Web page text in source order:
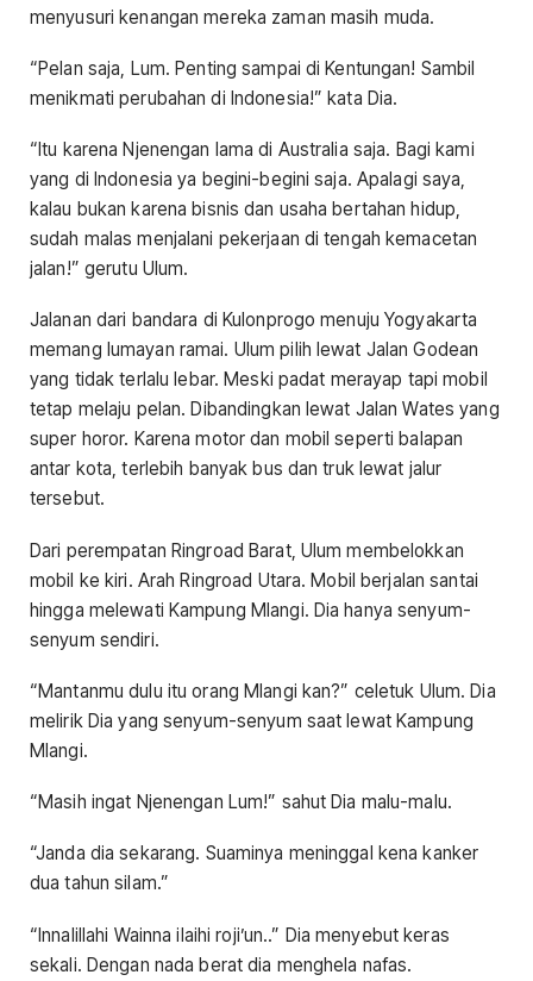
menyusuri kenangan mereka zaman masih muda.
“Pelan saja, Lum. Penting sampai di Kentungan! Sambil
menikmati perubahan di Indonesia!” kata Dia.
“Itu karena Njenengan lama di Australia saja. Bagi kami
yang di Indonesia ya begini-begini saja. Apalagi saya,
kalau bukan karena bisnis dan usaha bertahan hidup,
sudah malas menjalani pekerjaan di tengah kemacetan
jalan!” gerutu Ulum.
Jalanan dari bandara di Kulonprogo menuju Yogyakarta
memang lumayan ramai. Ulum pilih lewat Jalan Godean
yang tidak terlalu lebar. Meski padat merayap tapi mobil
tetap melaju pelan. Dibandingkan lewat Jalan Wates yang
super horor. Karena motor dan mobil seperti balapan
antar kota, terlebih banyak bus dan truk lewat jalur
tersebut.
Dari perempatan Ringroad Barat, Ulum membelokkan
mobil ke kiri. Arah Ringroad Utara. Mobil berjalan santai
hingga melewati Kampung Mlangi. Dia hanya senyum-
senyum sendiri.
“Mantanmu dulu itu orang Mlangi kan?” celetuk Ulum. Dia
melirik Dia yang senyum-senyum saat lewat Kampung
Mlangi.
“Masih ingat Njenengan Lum!” sahut Dia malu-malu.
“Janda dia sekarang. Suaminya meninggal kena kanker
dua tahun silam.”
“Innalillahi Wainna ilaihi roji’un..” Dia menyebut keras
sekali. Dengan nada berat dia menghela nafas.